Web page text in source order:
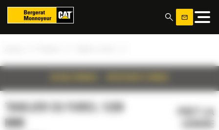
TABLIER CU FURCI, 1220
MM
Panoul de gestionare a panourilor cookie